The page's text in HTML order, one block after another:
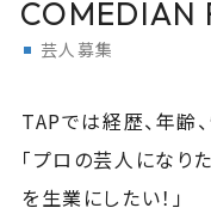
COMEDIAN
芸人募集
TAPでは経歴、年齢
「プロの芸人になり
を生業にしたい！」